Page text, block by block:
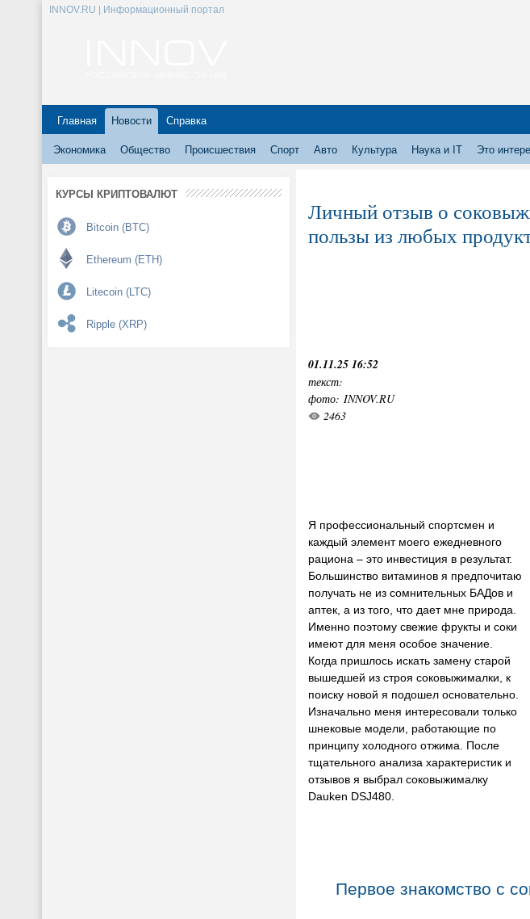
INNOV.RU | Информационный портал
Главная Новости Справка
Экономика Общество Происшествия Спорт Авто Культура Наука и IT Это
КУРСЫ КРИПТОВАЛЮТ
Bitcoin (BTC)
Ethereum (ETH)
Litecoin (LTC)
Ripple (XRP)
Личный отзыв о
пользы из любых
01.11.25 16:52
текст:
фото: INNOV.RU
2463
Я профессиональный спортсмен и
каждый элемент моего ежедневного
рациона – это инвестиция в результат.
Большинство витаминов я предпочитаю
получать не из сомнительных БАДов и
аптек, а из того, что дает мне природа.
Именно поэтому свежие фрукты и соки
имеют для меня особое значение.
Когда пришлось искать замену старой
вышедшей из строя соковыжималки, к
поиску новой я подошел основательно.
Изначально меня интересовали только
шнековые модели, работающие по
принципу холодного отжима. После
тщательного анализа характеристик и
отзывов я выбрал соковыжималку
Dauken DSJ480.
Первое знакомство с